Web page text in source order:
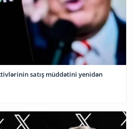
satış müddətini yenidən